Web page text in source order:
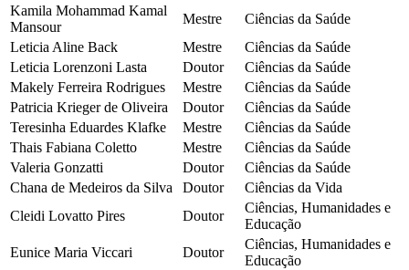
Kamila Mohammad Kamal
Mansour
Mestre
Ciências da Saúde
Leticia Aline Back
Mestre
Ciências da Saúde
Leticia Lorenzoni Lasta
Doutor
Ciências da Saúde
Makely Ferreira Rodrigues
Mestre
Ciências da Saúde
Patricia Krieger de Oliveira
Doutor
Ciências da Saúde
Teresinha Eduardes Klafke
Mestre
Ciências da Saúde
Thais Fabiana Coletto
Mestre
Ciências da Saúde
Valeria Gonzatti
Doutor
Ciências da Saúde
Chana de Medeiros da Silva
Doutor
Ciências da Vida
Cleidi Lovatto Pires
Doutor
Ciências, Humanidades e
Educação
Eunice Maria Viccari
Doutor
Ciências, Humanidades e
Educação